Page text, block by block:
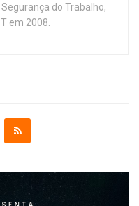
do Trabalho,
em 2008.